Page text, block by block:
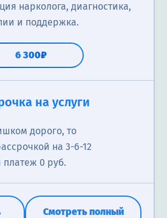
нарколога, диагностика,
и поддержка.
6 300₽
на услуги
дорого, то
на 3-6-12
0 руб.
Смотреть полный